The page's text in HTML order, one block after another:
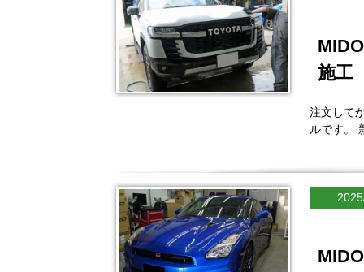
施工
注文して
ルです。